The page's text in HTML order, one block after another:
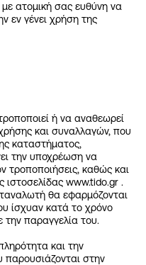
ατομική σας ευθύνη να
εν γένει χρήση της
ή να αναθεωρεί
και συναλλαγών, που
καταστήματος,
την υποχρέωση να
τροποποιήσεις, καθώς και
www.tido.gr .
θα εφαρμόζονται
ίσχυαν κατά το χρόνο
την παραγγελία του.
και την
στην